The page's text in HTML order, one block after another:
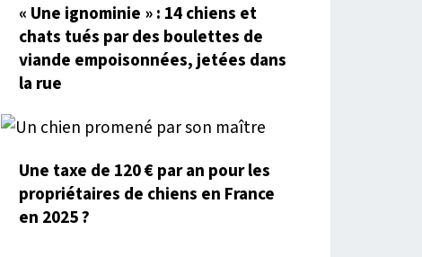
« Une ignominie » : 14 chiens et
chats tués par des boulettes de
viande empoisonnées, jetées dans
la rue
Une taxe de 120 € par an pour les
propriétaires de chiens en France
en 2025 ?